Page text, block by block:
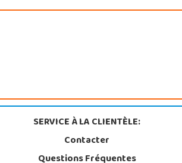
SERVICE À LA CLIENTÈLE:
Contacter
Questions Fréquentes